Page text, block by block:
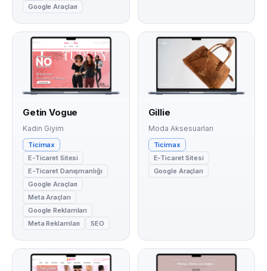
Google Araçları
Getin Vogue
Kadın Giyim
Ticimax
E-Ticaret Sitesi
E-Ticaret Danışmanlığı
Google Araçları
Meta Araçları
Google Reklamları
Meta Reklamları
SEO
Gillie
Moda Aksesuarları
Ticimax
E-Ticaret Sitesi
Google Araçları